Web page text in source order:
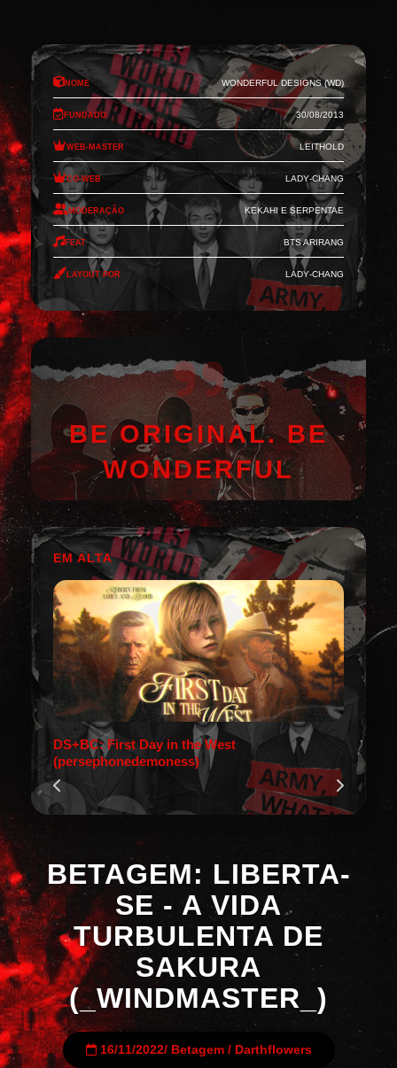
Nome Wonderful Designs (WD)
Fundado 30/08/2013
Web-Master Leithold
Co-Web Lady-Chang
Moderação Kekahi e Serpentae
Feat BTS Arirang
Layout por Lady-Chang
BE ORIGINAL. BE
WONDERFUL
EM ALTA
DS+BC: First Day in the West
(persephonedemoness)
BETAGEM: LIBERTA-
SE - A VIDA
TURBULENTA DE
SAKURA
(_WINDMASTER_)
16/11/2022/ Betagem/ Darthflowers